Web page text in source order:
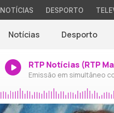
NOTÍCIAS DESPORTO
Notícias Desporto
RTP Notícias (RTP
Emissão em simultâneo